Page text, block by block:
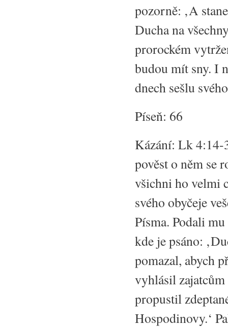
pozorně: ‚A
Ducha na
prorockém
budou mít sny. I
dnech sešlu
Píseň: 66
Kázání: Lk 4:14-
pověst o něm se
všichni ho velmi
svého obyčeje
Písma. Podali
kde je psáno:
pomazal, abych
vyhlásil
propustil
Hospodinovy.‘